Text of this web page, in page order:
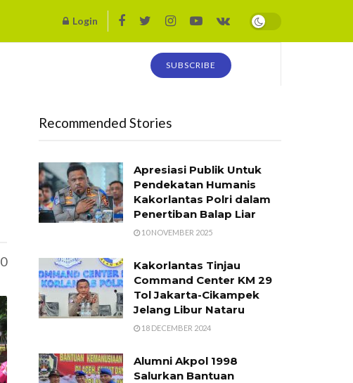
Login
SUBSCRIBE
0
Recommended Stories
Apresiasi Publik Untuk
Pendekatan Humanis
Kakorlantas Polri dalam
Penertiban Balap Liar
10 NOVEMBER 2025
Kakorlantas Tinjau
Command Center KM 29
Tol Jakarta-Cikampek
Jelang Libur Nataru
18 DECEMBER 2024
Alumni Akpol 1998
Salurkan Bantuan